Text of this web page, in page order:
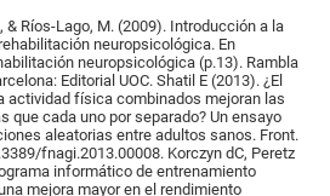
& Ríos-Lago, M. (2009). Introducción a la
neuropsicológica. En
neuropsicológica (p.13). Rambla
Editorial UOC. Shatil E (2013). ¿El
actividad física combinados mejoran las
que cada uno por separado? Un ensayo
aleatorias entre adultos sanos. Front.
fnagi.2013.00008. Korczyn dC, Peretz
informático de entrenamiento
mejora mayor en el rendimiento